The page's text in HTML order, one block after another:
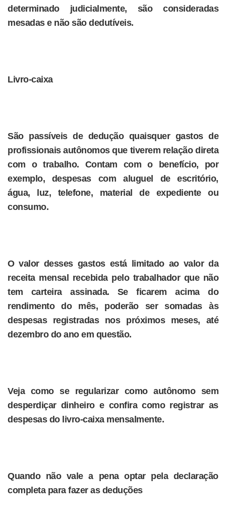
determinado judicialmente, são consideradas
mesadas e não são dedutíveis.
Livro-caixa
São passíveis de dedução quaisquer gastos de
profissionais autônomos que tiverem relação direta
com o trabalho. Contam com o benefício, por
exemplo, despesas com aluguel de escritório,
água, luz, telefone, material de expediente ou
consumo.
O valor desses gastos está limitado ao valor da
receita mensal recebida pelo trabalhador que não
tem carteira assinada. Se ficarem acima do
rendimento do mês, poderão ser somadas às
despesas registradas nos próximos meses, até
dezembro do ano em questão.
Veja como se regularizar como autônomo sem
desperdiçar dinheiro e confira como registrar as
despesas do livro-caixa mensalmente.
Quando não vale a pena optar pela declaração
completa para fazer as deduções